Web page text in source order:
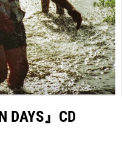
DAYS』CD